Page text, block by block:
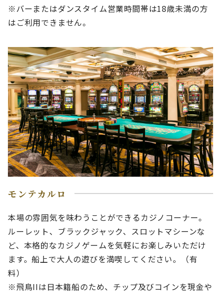
※バーまたはダンスタイム営業時間帯は18歳未満の方
はご利用できません。
モンテカルロ
本場の雰囲気を味わうことができるカジノコーナー。
ルーレット、ブラックジャック、スロットマシーンな
ど、本格的なカジノゲームを気軽にお楽しみいただけ
ます。船上で大人の遊びを満喫してください。（有
料）
※飛鳥IIは日本籍船のため、チップ及びコインを現金や